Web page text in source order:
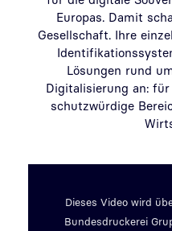
Europas. Damit
Gesellschaft. Ihre
Lösungen rund
Digitalisierung an:
schutzwürdige
Dieses Video wird
Bundesdruckerei